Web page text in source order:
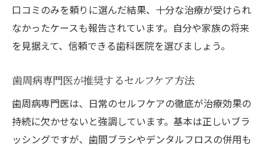
口コミのみを頼りに選んだ結果、十分な治療が受けられ
なかったケースも報告されています。自分や家族の将来
を見据えて、信頼できる歯科医院を選びましょう。
歯周病専門医が推奨するセルフケア方法
歯周病専門医は、日常のセルフケアの徹底が治療効果の
持続に欠かせないと強調しています。基本は正しいブラ
ッシングですが、歯間ブラシやデンタルフロスの併用も